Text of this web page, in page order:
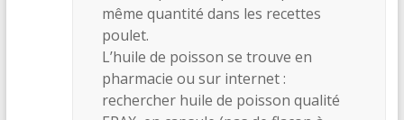
même quantité dans les recettes
poulet.
L’huile de poisson se trouve en
pharmacie ou sur internet :
rechercher huile de poisson qualité